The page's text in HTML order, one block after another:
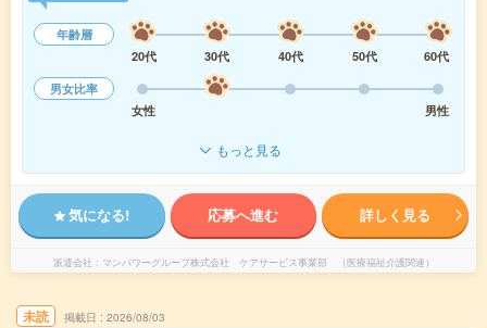
年齢層
20代
30代 40代 50代
60代
男女比率
女性
男性
もっと見る
気になる! 応募へ進む 詳しく見る
派遣会社 マンパワーグループ株式会社 ケアサービス事業部 （医療福祉介護関連）
未読 掲載日 2026/08/03